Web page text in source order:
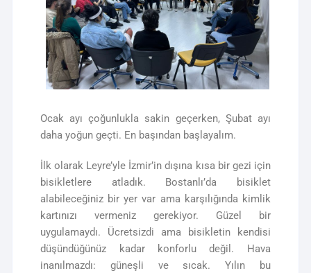
Ocak ayı çoğunlukla sakin geçerken, Şubat ayı
daha yoğun geçti. En başından başlayalım.
İlk olarak Leyre’yle İzmir’in dışına kısa bir gezi için
bisikletlere atladık. Bostanlı’da bisiklet
alabileceğiniz bir yer var ama karşılığında kimlik
kartınızı vermeniz gerekiyor. Güzel bir
uygulamaydı. Ücretsizdi ama bisikletin kendisi
düşündüğünüz kadar konforlu değil. Hava
inanılmazdı: güneşli ve sıcak. Yılın bu